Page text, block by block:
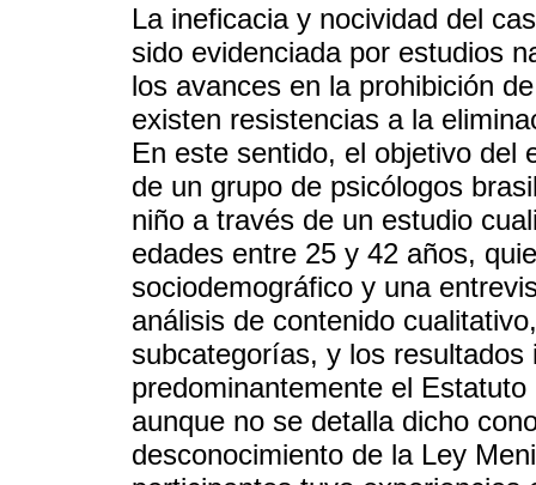
La ineficacia y nocividad del
sido evidenciada por estudios
los avances en la prohibición
existen resistencias a la
En este sentido, el objetivo del
de un grupo de psicólogos
niño a través de un estudio
edades entre 25 y 42 años,
sociodemográfico y una
análisis de contenido
subcategorías, y los
predominantemente el
aunque no se detalla dicho
desconocimiento de la Ley